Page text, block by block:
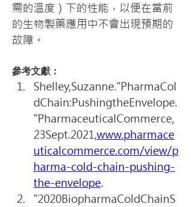
需的溫度）下的性能，以便在當前
的生物製藥應用中不會出現預期的
故障。
參考文獻：
Shelley,Suzanne."PharmaCol
dChain:PushingtheEnvelope.
"PharmaceuticalCommerce,
23Sept.2021,www.pharmace
uticalcommerce.com/view/p
harma-cold-chain-pushing-
the-envelope.
"2020BiopharmaColdChainS